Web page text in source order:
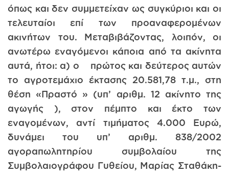
όπως και δεν συμμετείχαν ως συγκύριοι και οι
τελευταίοι επί των προαναφερομένων
ακινήτων του. Μεταβιβάζοντας, λοιπόν, οι
ανωτέρω εναγόμενοι κάποια από τα ακίνητα
αυτά, ήτοι: α) ο πρώτος και δεύτερος αυτών
το αγροτεμάχιο έκτασης 20.581,78 τ.μ., στη
θέση «Πραστό » (υπ’ αριθμ. 12 ακίνητο της
αγωγής ), στον πέμπτο και έκτο των
εναγομένων, αντί τιμήματος 4.000 Ευρώ,
δυνάμει του υπ’ αριθμ. 838/2002
αγοραπωλητηρίου συμβολαίου της
Συμβολαιογράφου Γυθείου, Μαρίας Σταθάκη-